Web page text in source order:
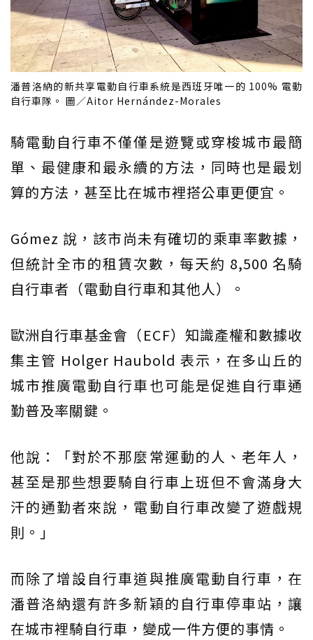
潘普洛納的新共享電動自行車系統是西班牙唯一的 100% 電動
自行車隊。 圖／Aitor Hernández-Morales
騎電動自行車不僅僅是遊覽或穿梭城市最簡
單、最健康和最永續的方法，同時也是最划
算的方法，甚至比在城市裡搭公車更便宜。
Gómez 說，該市尚未有確切的乘車率數據，
但統計全市的租賃次數，每天約 8,500 名騎
自行車者（電動自行車和其他人）。
歐洲自行車基金會（ECF）知識產權和數據收
集主管 Holger Haubold 表示，在多山丘的
城市推廣電動自行車也可能是促進自行車通
勤普及率關鍵。
他說：「對於不那麼常運動的人、老年人，
甚至是那些想要騎自行車上班但不會滿身大
汗的通勤者來說，電動自行車改變了遊戲規
則。」
而除了增設自行車道與推廣電動自行車，在
潘普洛納還有許多新穎的自行車停車站，讓
在城市裡騎自行車，變成一件方便的事情。